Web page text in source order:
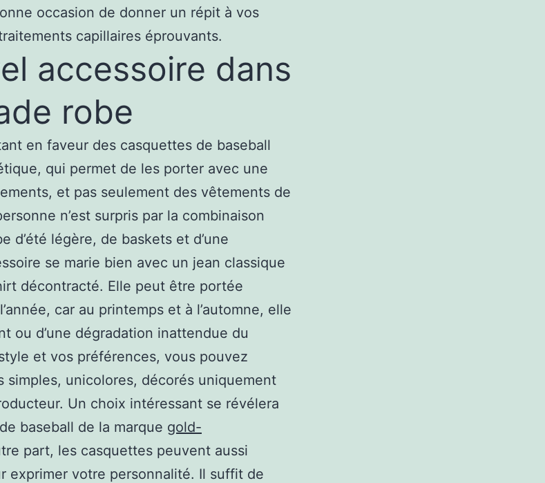
occasion de donner un répit à vos
capillaires éprouvants.
accessoire dans
robe
en faveur des casquettes de baseball
qui permet de les porter avec une
et pas seulement des vêtements de
n’est surpris par la combinaison
d’été légère, de baskets et d’une
se marie bien avec un jean classique
décontracté. Elle peut être portée
car au printemps et à l’automne, elle
ou d’une dégradation inattendue du
et vos préférences, vous pouvez
simples, unicolores, décorés uniquement
Un choix intéressant se révélera
baseball de la marque gold-
part, les casquettes peuvent aussi
exprimer votre personnalité. Il suffit de